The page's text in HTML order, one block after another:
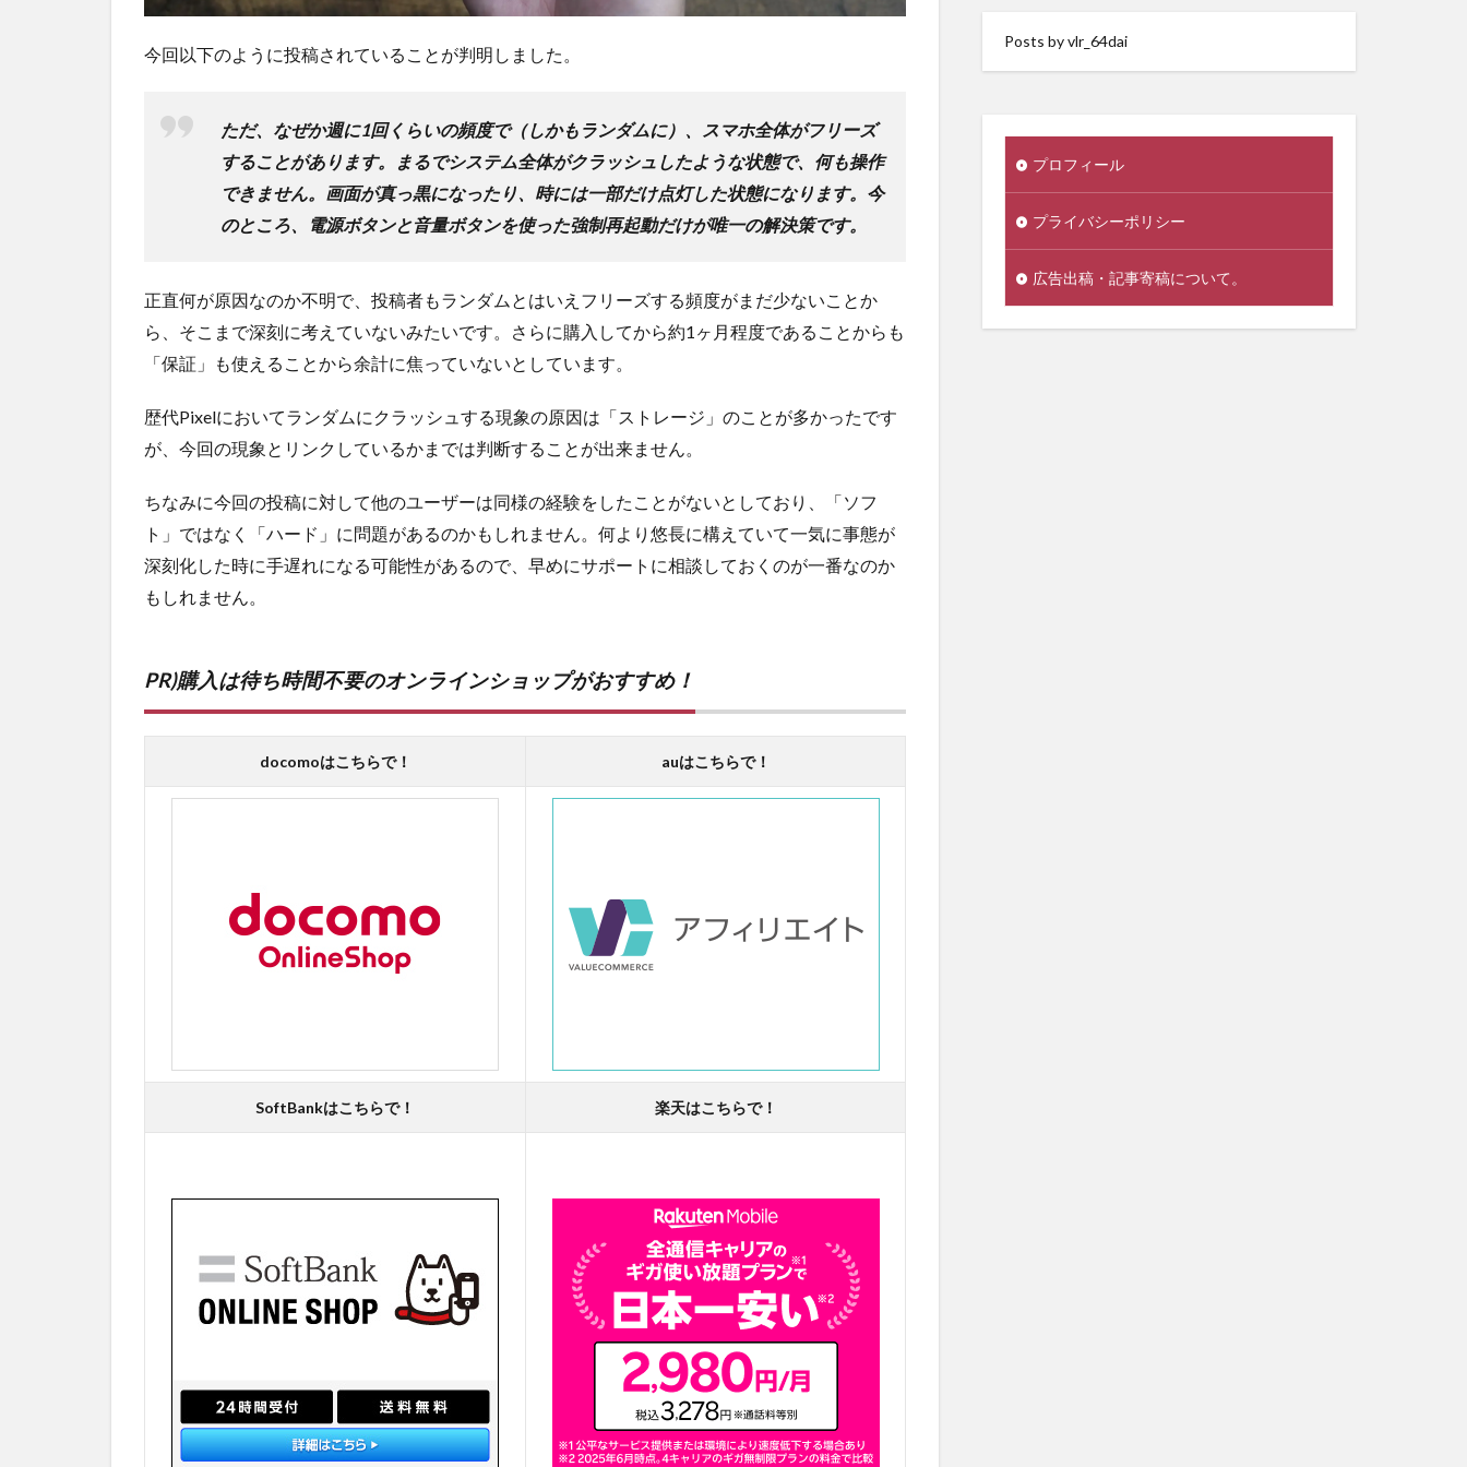
今回以下のように投稿されていることが判明しました。
ただ、なぜか週に1回くらいの頻度で（しかもランダムに）、スマホ全体がフリーズ
することがあります。まるでシステム全体がクラッシュしたような状態で、何も操作
できません。画面が真っ黒になったり、時には一部だけ点灯した状態になります。今
のところ、電源ボタンと音量ボタンを使った強制再起動だけが唯一の解決策です。
正直何が原因なのか不明で、投稿者もランダムとはいえフリーズする頻度がまだ少ないことか
ら、そこまで深刻に考えていないみたいです。さらに購入してから約1ヶ月程度であることからも
「保証」も使えることから余計に焦っていないとしています。
歴代Pixelにおいてランダムにクラッシュする現象の原因は「ストレージ」のことが多かったです
が、今回の現象とリンクしているかまでは判断することが出来ません。
ちなみに今回の投稿に対して他のユーザーは同様の経験をしたことがないとしており、「ソフ
ト」ではなく「ハード」に問題があるのかもしれません。何より悠長に構えていて一気に事態が
深刻化した時に手遅れになる可能性があるので、早めにサポートに相談しておくのが一番なのか
もしれません。
PR)購入は待ち時間不要のオンラインショップがおすすめ！
docomoはこちらで！ auはこちらで！
SoftBankはこちらで！ 楽天はこちらで！
Posts by vlr_64dai
プロフィール
プライバシーポリシー
広告出稿・記事寄稿について。